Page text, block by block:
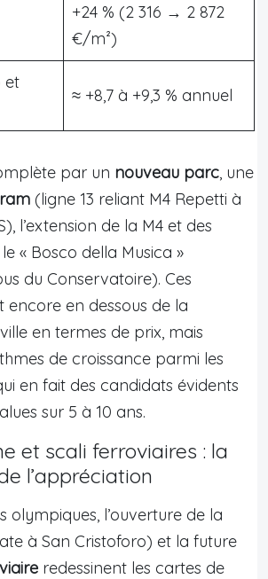
+24 % (2 316 → 2 872
€/m²)
et
≈ +8,7 à +9,3 % annuel
par un nouveau parc, une
(ligne 13 reliant M4 Repetti à
l’extension de la M4 et des
« Bosco della Musica »
du Conservatoire). Ces
encore en dessous de la
en termes de prix, mais
de croissance parmi les
en fait des candidats évidents
sur 5 à 10 ans.
et scali ferroviaires : la
l’appréciation
olympiques, l’ouverture de la
à San Cristoforo) et la future
redessinent les cartes de